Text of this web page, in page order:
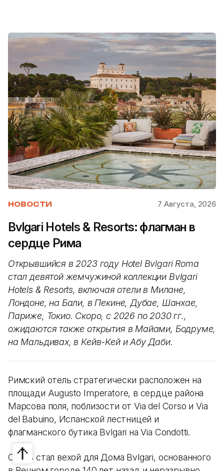
НОВОСТИ 7 Августа, 2026
Bvlgari Hotels & Resorts: флагман в
сердце Рима
Открывшийся в 2023 году Hotel Bvlgari Roma
стал девятой жемчужиной коллекции Bvlgari
Hotels & Resorts, включая отели в Милане,
Лондоне, на Бали, в Пекине, Дубае, Шанхае,
Париже, Токио. Скоро, с 2026 по 2030 гг.,
ожидаются также открытия в Майами, Бодруме,
на Мальдивах, в Кейв-Кей и Абу Даби.
Римский отель стратегически расположен на
площади Augusto Imperatore, в сердце района
Марсова поля, поблизости от Via del Corso и Via
del Babuino, Испанской лестницей и
флагманского бутика Bvlgari на Via Condotti.
Отель стал вехой для Дома Bvlgari, основанного